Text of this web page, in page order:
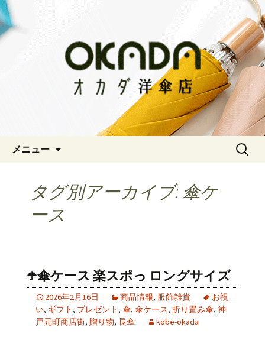
オカダ洋傘店
神戸三宮の老舗 オシャレな傘をお求
めならオカダ洋傘店
メニュー
検
タグ別アーカイブ: 傘ケ
ース
☂️傘ケース 楽スポっ ロングサイズ
2026年2月16日 商品情報, 服飾雑貨
お祝
い, ギフト , プレゼント , 傘, 傘ケース, 折り畳み傘, 神
戸元町商店街, 贈り物, 長傘 kobe-okada